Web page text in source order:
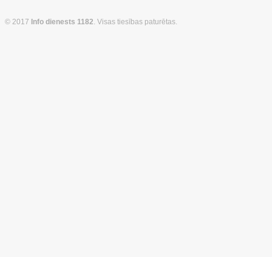
© 2017 Info dienests 1182. Visas tiesības paturētas.